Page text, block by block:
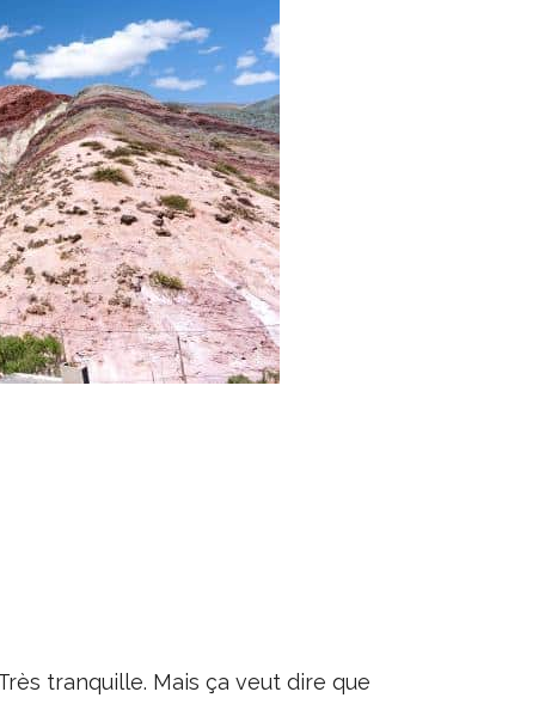
tranquille. Mais ça veut dire que